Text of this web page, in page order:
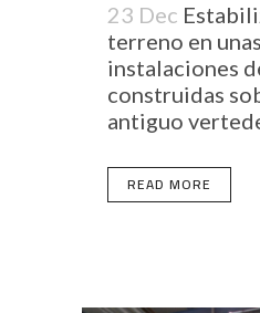
23 Dec
terreno en unas
instalaciones
construidas
antiguo
READ MORE